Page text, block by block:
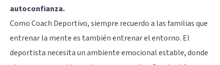
autoconfianza.
Como Coach Deportivo, siempre recuerdo a las familias que
entrenar la mente es también entrenar el entorno. El
deportista necesita un ambiente emocional estable, donde